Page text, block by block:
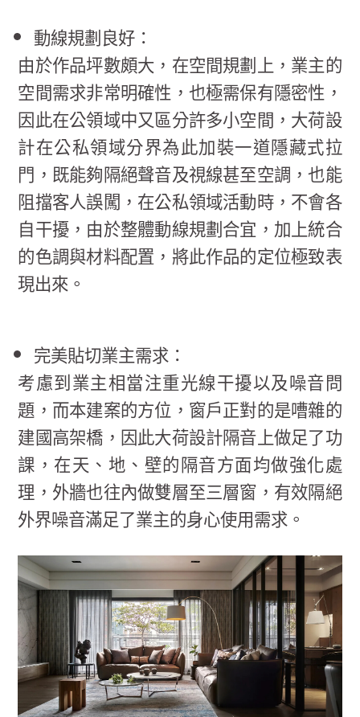
動線規劃良好：
由於作品坪數頗大，在空間規劃上，業主的
空間需求非常明確性，也極需保有隱密性，
因此在公領域中又區分許多小空間，大荷設
計在公私領域分界為此加裝一道隱藏式拉
門，既能夠隔絕聲音及視線甚至空調，也能
阻擋客人誤闖，在公私領域活動時，不會各
自干擾，由於整體動線規劃合宜，加上統合
的色調與材料配置，將此作品的定位極致表
現出來。
完美貼切業主需求：
考慮到業主相當注重光線干擾以及噪音問
題，而本建案的方位，窗戶正對的是嘈雜的
建國高架橋，因此大荷設計隔音上做足了功
課，在天、地、壁的隔音方面均做強化處
理，外牆也往內做雙層至三層窗，有效隔絕
外界噪音滿足了業主的身心使用需求。